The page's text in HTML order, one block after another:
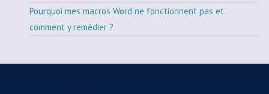
Pourquoi mes macros Word ne fonctionnent pas et
comment y remédier ?